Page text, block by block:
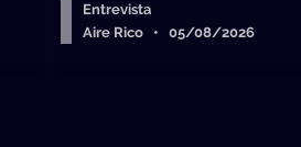
Entrevista
Aire Rico • 05/08/2026